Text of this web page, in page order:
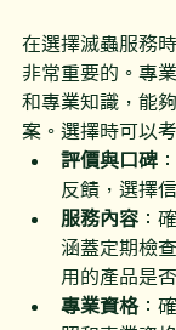
在選擇滅蟲服務
非常重要的。專
和專業知識，能
案。選擇時可以
評價與口碑
反饋，選擇
服務內容 ：
涵蓋定期檢
用的產品是
專業資格：